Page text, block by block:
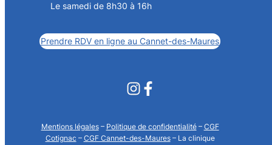
Le samedi de 8h30 à 16h
Prendre RDV en ligne au Cannet-des-Maures
Mentions légales– Politique de confidentialité– CGF
Cotignac – CGF Cannet-des-Maures– La clinique